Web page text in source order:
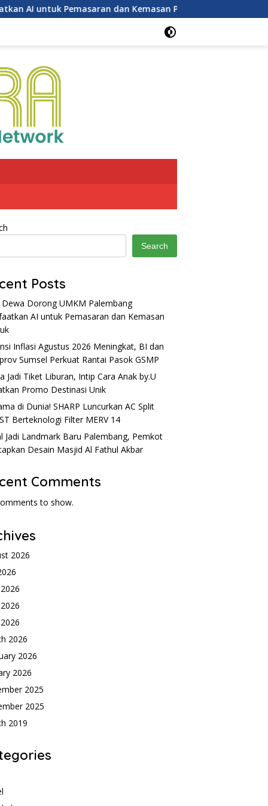
Pemasaran dan Kemasan Produk
Search
Posts
Dewa Dorong UMKM Palembang
AI untuk Pemasaran dan Kemasan
Inflasi Agustus 2026 Meningkat, BI dan
Sumsel Perkuat Rantai Pasok GSMP
Jadi Tiket Liburan, Intip Cara Anak by.U
Promo Destinasi Unik
di Dunia! SHARP Luncurkan AC Split
Berteknologi Filter MERV 14
Jadi Landmark Baru Palembang, Pemkot
Desain Masjid Al Fathul Akbar
Comments
to show.
2026
2026
2026
2026
2025
2025
2019